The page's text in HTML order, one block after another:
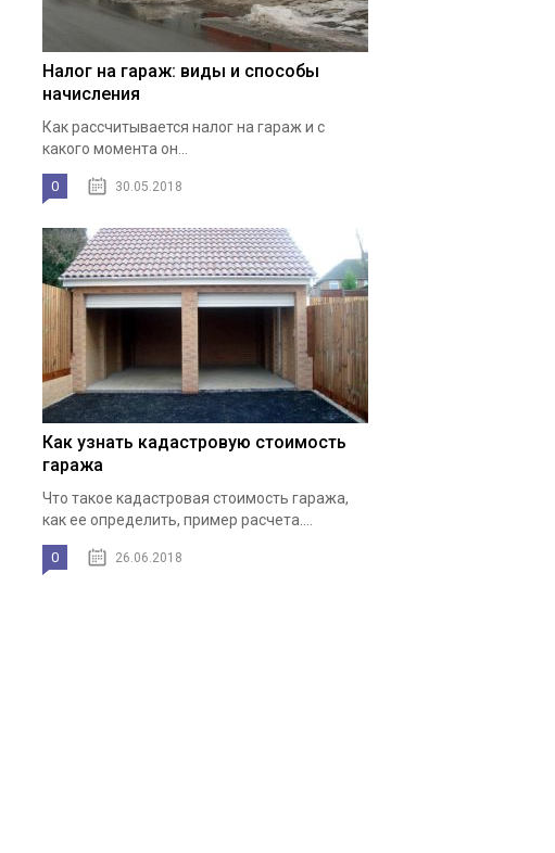
Налог на гараж: виды и способы
начисления
Как рассчитывается налог на гараж и с
какого момента он...
0 30.05.2018
Как узнать кадастровую стоимость
гаража
Что такое кадастровая стоимость гаража,
как ее определить, пример расчета....
0 26.06.2018